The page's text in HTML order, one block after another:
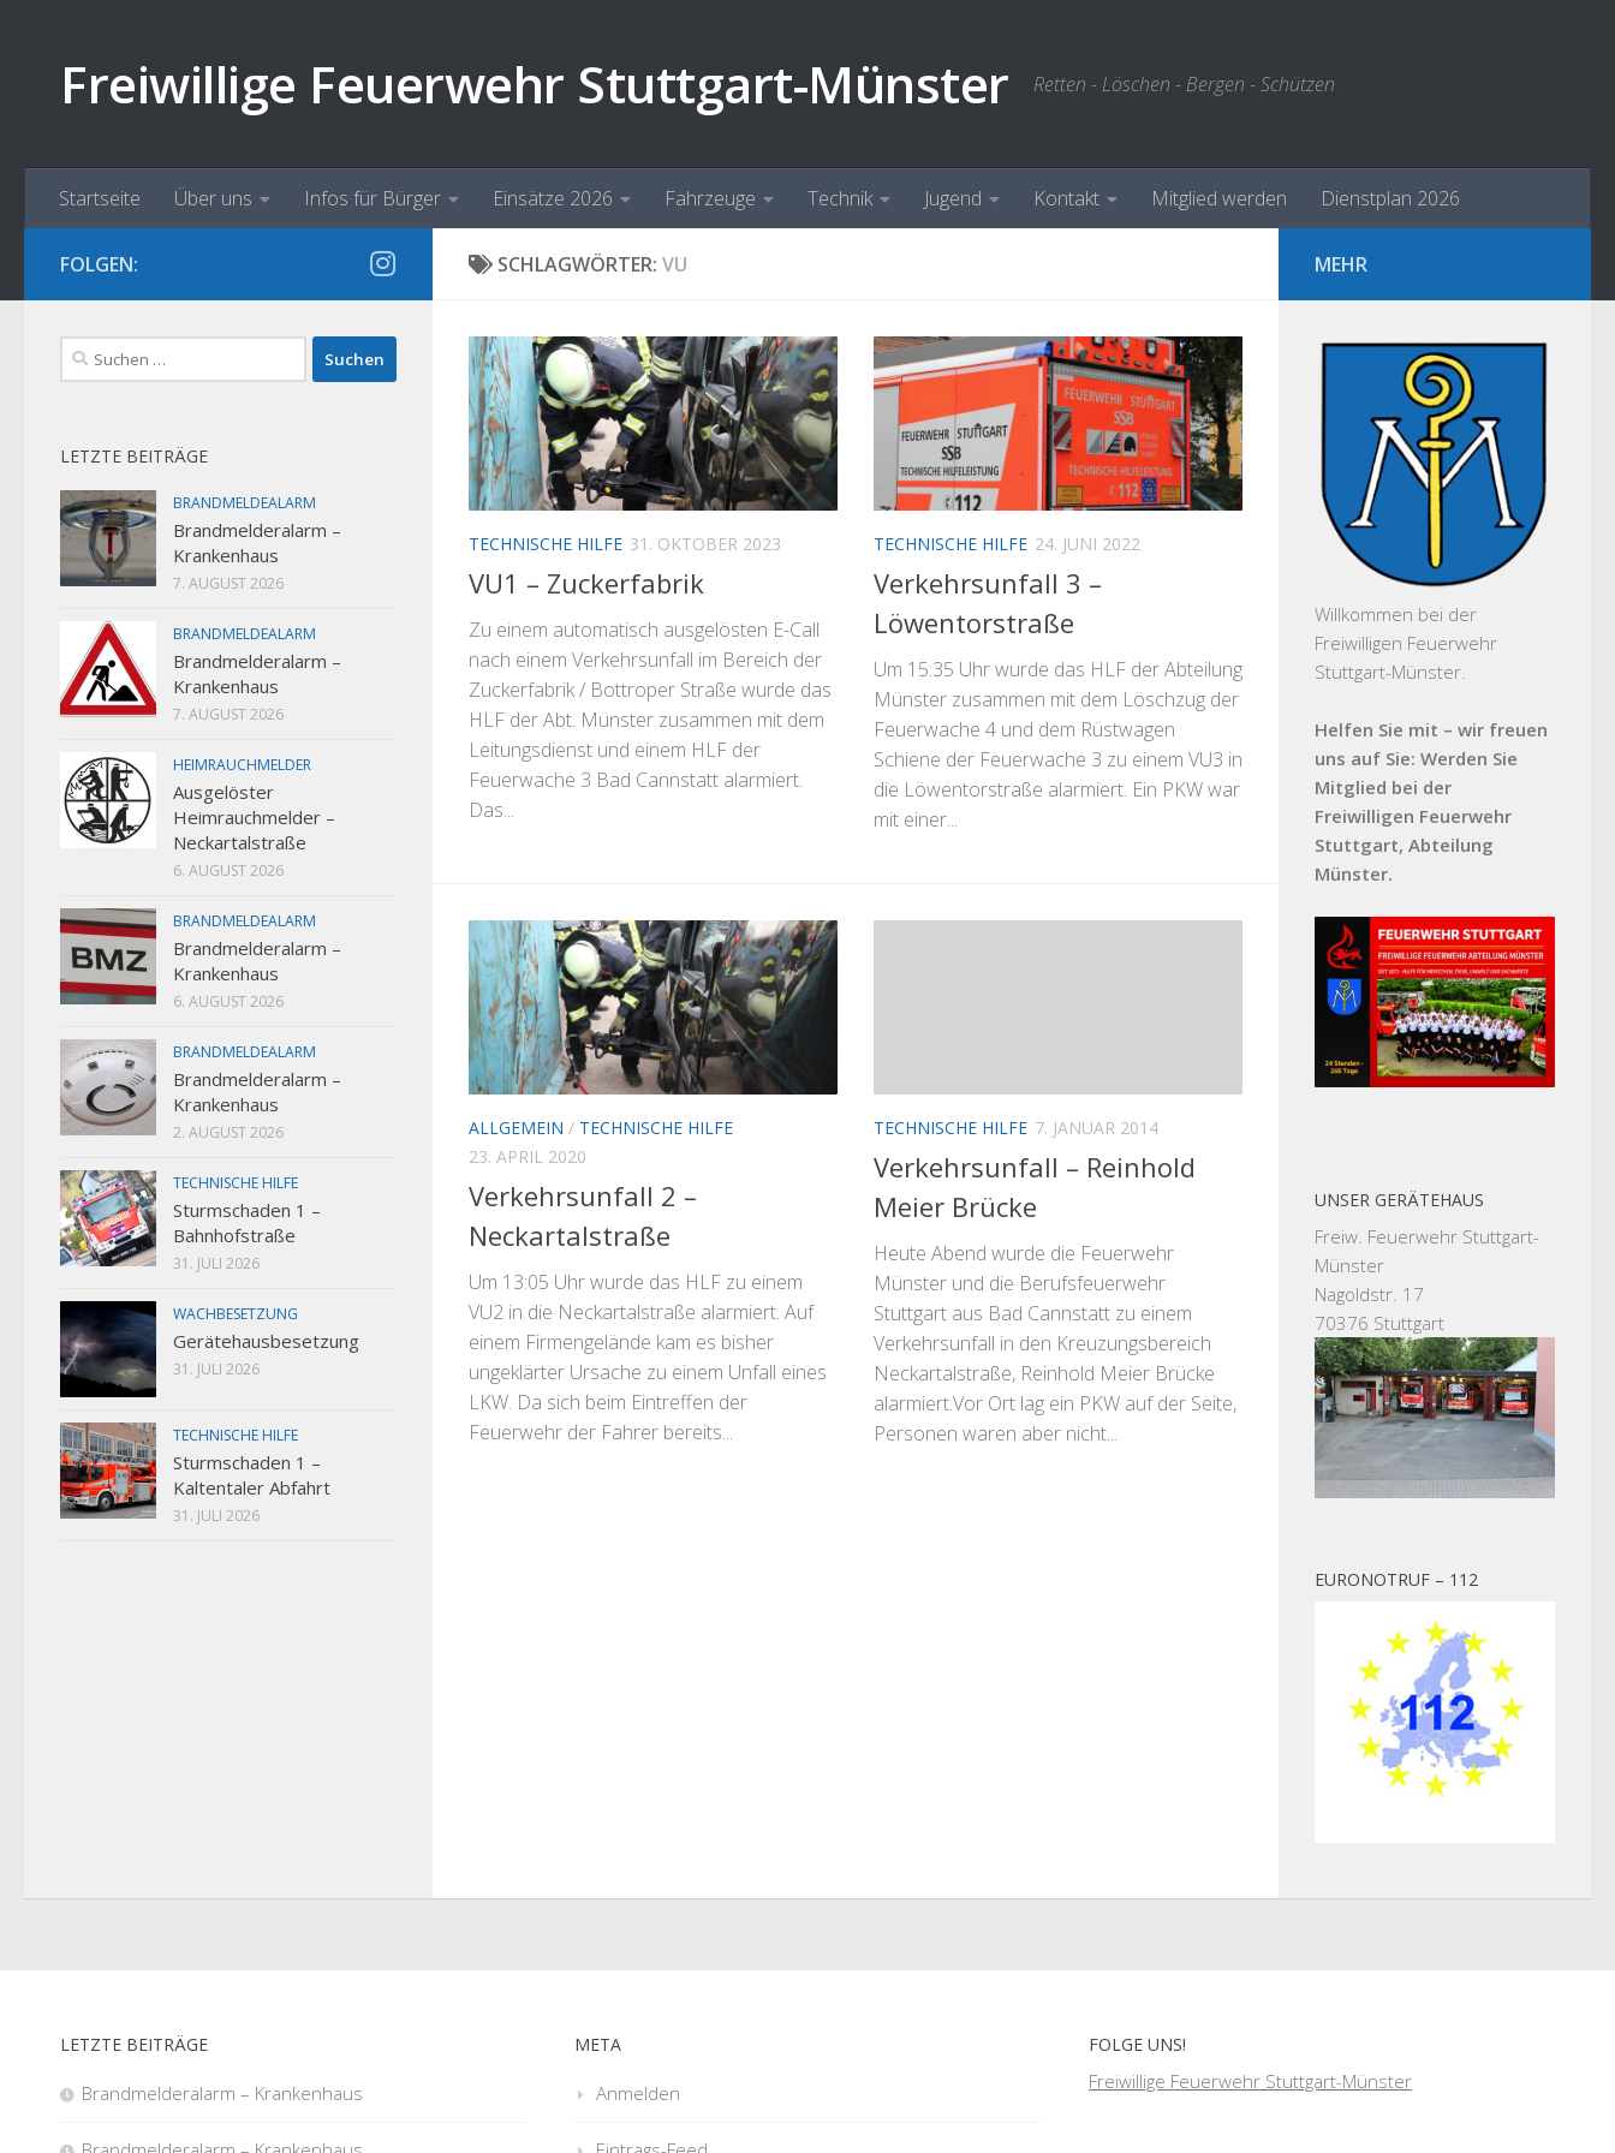
Freiwillige Feuerwehr Stuttgart-Münster Retten - Löschen - Bergen - Schützen
Startseite Über uns Infos für Bürger Einsätze 2026 Fahrzeuge Technik Jugend Kontakt Mitglied werden Dienstplan 2026
SCHLAGWÖRTER: VU
TECHNISCHE HILFE 31. OKTOBER 2023
VU1 – Zuckerfabrik
Zu einem automatisch ausgelösten E-Call
nach einem Verkehrsunfall im Bereich der
Zuckerfabrik / Bottroper Straße wurde das
HLF der Abt. Münster zusammen mit dem
Leitungsdienst und einem HLF der
Feuerwache 3 Bad Cannstatt alarmiert.
Das...
TECHNISCHE HILFE 24. JUNI 2022
Verkehrsunfall 3 –
Löwentorstraße
Um 15:35 Uhr wurde das HLF der Abteilung
Münster zusammen mit dem Löschzug der
Feuerwache 4 und dem Rüstwagen
Schiene der Feuerwache 3 zu einem VU3 in
die Löwentorstraße alarmiert. Ein PKW war
mit einer...
ALLGEMEIN / TECHNISCHE HILFE
23. APRIL 2020
Verkehrsunfall 2 –
Neckartalstraße
Um 13:05 Uhr wurde das HLF zu einem
VU2 in die Neckartalstraße alarmiert. Auf
einem Firmengelände kam es bisher
ungeklärter Ursache zu einem Unfall eines
LKW. Da sich beim Eintreffen der
Feuerwehr der Fahrer bereits...
TECHNISCHE HILFE 7. JANUAR 2014
Verkehrsunfall – Reinhold
Meier Brücke
Heute Abend wurde die Feuerwehr
Münster und die Berufsfeuerwehr
Stuttgart aus Bad Cannstatt zu einem
Verkehrsunfall in den Kreuzungsbereich
Neckartalstraße, Reinhold Meier Brücke
alarmiert.Vor Ort lag ein PKW auf der Seite,
Personen waren aber nicht...
FOLGEN:
Suchen
nach:
LETZTE BEITRÄGE
BRANDMELDEALARM
Brandmelderalarm –
Krankenhaus
7. AUGUST 2026
BRANDMELDEALARM
Brandmelderalarm –
Krankenhaus
7. AUGUST 2026
HEIMRAUCHMELDER
Ausgelöster
Heimrauchmelder –
Neckartalstraße
6. AUGUST 2026
BRANDMELDEALARM
Brandmelderalarm –
Krankenhaus
6. AUGUST 2026
BRANDMELDEALARM
Brandmelderalarm –
Krankenhaus
2. AUGUST 2026
TECHNISCHE HILFE
Sturmschaden 1 –
Bahnhofstraße
31. JULI 2026
WACHBESETZUNG
Gerätehausbesetzung
31. JULI 2026
TECHNISCHE HILFE
Sturmschaden 1 –
Kaltentaler Abfahrt
31. JULI 2026
MEHR
Willkommen bei der
Freiwilligen Feuerwehr
Stuttgart-Münster.
Helfen Sie mit – wir freuen
uns auf Sie: Werden Sie
Mitglied bei der
Freiwilligen Feuerwehr
Stuttgart, Abteilung
Münster.
UNSER GERÄTEHAUS
Freiw. Feuerwehr Stuttgart-
Münster
Nagoldstr. 17
70376 Stuttgart
EURONOTRUF – 112
LETZTE BEITRÄGE
Brandmelderalarm – Krankenhaus
META
Anmelden
FOLGE UNS!
Freiwillige Feuerwehr Stuttgart-Münster